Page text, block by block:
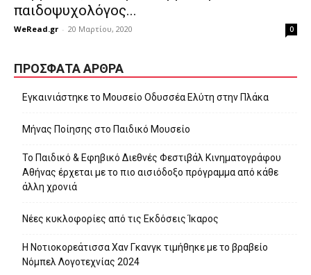
παιδοψυχολόγος...
WeRead.gr - 20 Μαρτίου, 2020 0
ΠΡΌΣΦΑΤΑ ΆΡΘΡΑ
Εγκαινιάστηκε το Μουσείο Οδυσσέα Ελύτη στην Πλάκα
Μήνας Ποίησης στο Παιδικό Μουσείο
Το Παιδικό & Εφηβικό Διεθνές Φεστιβάλ Κινηματογράφου
Αθήνας έρχεται με το πιο αισιόδοξο πρόγραμμα από κάθε
άλλη χρονιά
Νέες κυκλοφορίες από τις Εκδόσεις Ίκαρος
Η Νοτιοκορεάτισσα Χαν Γκανγκ τιμήθηκε με το βραβείο
Νόμπελ Λογοτεχνίας 2024